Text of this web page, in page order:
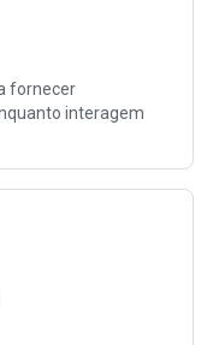
fornecer
interagem